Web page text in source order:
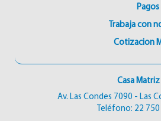
Pagos
Trabaja con
Cotizacion
Casa Matriz
Av. Las Condes 7090 - Las
Teléfono: 22